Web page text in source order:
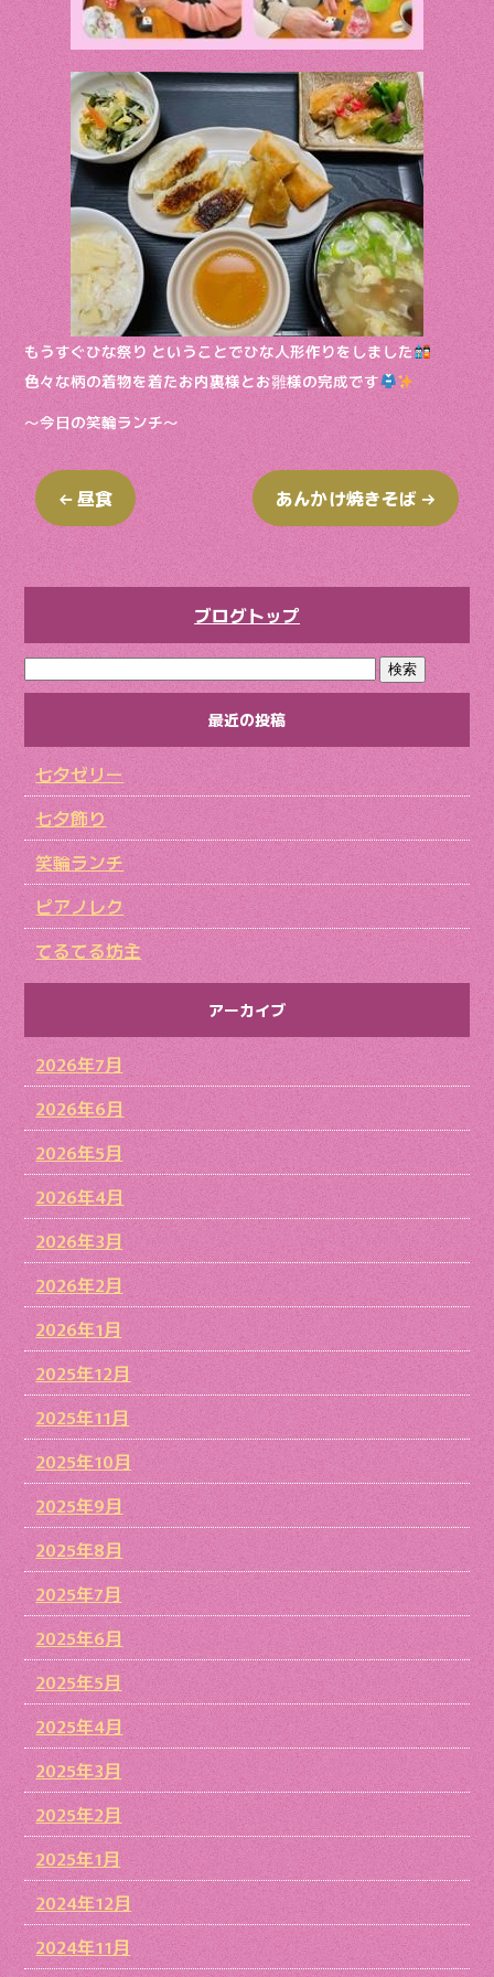
もうすぐひな祭り ということでひな人形作りをしました
色々な柄の着物を着たお内裏様とお雛様の完成です
〜今日の笑輪ランチ〜
←昼食 あんかけ焼きそば →
ブログトップ
最近の投稿
七夕ゼリー
七夕飾り
笑輪ランチ
ピアノレク
てるてる坊主
アーカイブ
2026年7月
2026年6月
2026年5月
2026年4月
2026年3月
2026年2月
2026年1月
2025年12月
2025年11月
2025年10月
2025年9月
2025年8月
2025年7月
2025年6月
2025年5月
2025年4月
2025年3月
2025年2月
2025年1月
2024年12月
2024年11月